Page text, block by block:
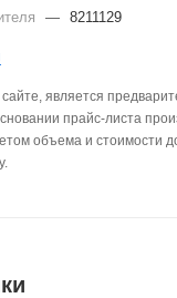
— 8211129
является
прайс-листа
объема и стоимости